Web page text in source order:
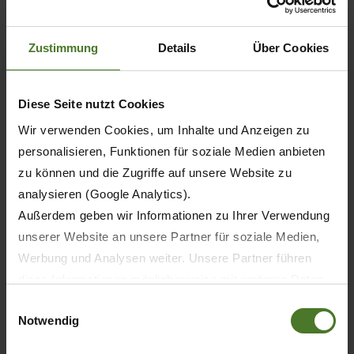
Zustimmung Details Über Cookies
Diese Seite nutzt Cookies
Wir verwenden Cookies, um Inhalte und Anzeigen zu
personalisieren, Funktionen für soziale Medien anbieten
zu können und die Zugriffe auf unsere Website zu
analysieren (Google Analytics).
Außerdem geben wir Informationen zu Ihrer Verwendung
unserer Website an unsere Partner für soziale Medien,
Werbung und Analysen weiter. Unsere Partner führen
sie im Rahmen Ihrer Nutzung der Dienste gesammelt
Notwendig
20.05.2026
30 лет KRONE BiG M — первая в мире